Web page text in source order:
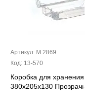
Артикул: М 2869
Код: 13-570
Коробка для хранения
380х205х130